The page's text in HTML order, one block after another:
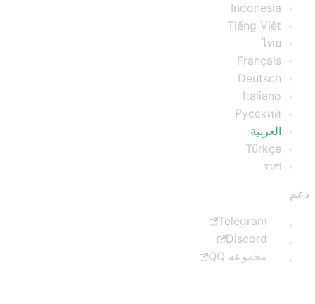
Indonesia
Tiếng Việt
ไทย
Français
Deutsch
Italiano
Русский
العربية
Türkçe
বাংলা
دعم
Telegram
Discord
مجموعة QQ